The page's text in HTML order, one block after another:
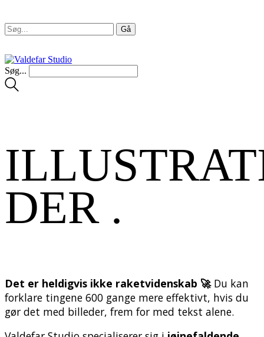
Søg...
DER .
Det er heldigvis ikke raketvidenskab 🚀Du kan
forklare tingene 600 gange mere effektivt, hvis du
gør det med billeder, frem for med tekst alene.